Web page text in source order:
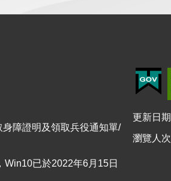
障證明及領取兵役通知單/
已於2022年6月15日
更新日期
瀏覽人次